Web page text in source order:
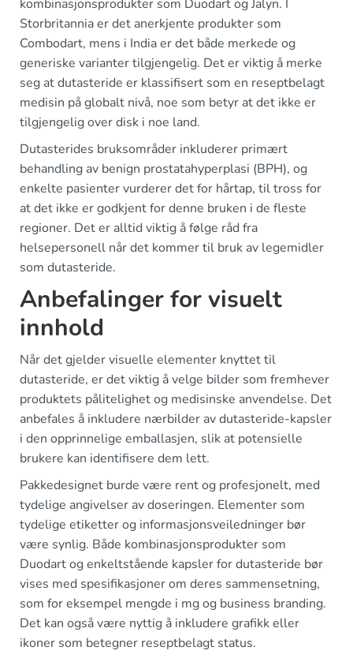
kombinasjonsprodukter som Duodart og Jalyn. I
Storbritannia er det anerkjente produkter som
Combodart, mens i India er det både merkede og
generiske varianter tilgjengelig. Det er viktig å merke
seg at dutasteride er klassifisert som en reseptbelagt
medisin på globalt nivå, noe som betyr at det ikke er
tilgjengelig over disk i noe land.
Dutasterides bruksområder inkluderer primært
behandling av benign prostatahyperplasi (BPH), og
enkelte pasienter vurderer det for hårtap, til tross for
at det ikke er godkjent for denne bruken i de fleste
regioner. Det er alltid viktig å følge råd fra
helsepersonell når det kommer til bruk av legemidler
som dutasteride.
Anbefalinger for visuelt
innhold
Når det gjelder visuelle elementer knyttet til
dutasteride, er det viktig å velge bilder som fremhever
produktets pålitelighet og medisinske anvendelse. Det
anbefales å inkludere nærbilder av dutasteride-kapsler
i den opprinnelige emballasjen, slik at potensielle
brukere kan identifisere dem lett.
Pakkedesignet burde være rent og profesjonelt, med
tydelige angivelser av doseringen. Elementer som
tydelige etiketter og informasjonsveiledninger bør
være synlig. Både kombinasjonsprodukter som
Duodart og enkeltstående kapsler for dutasteride bør
vises med spesifikasjoner om deres sammensetning,
som for eksempel mengde i mg og business branding.
Det kan også være nyttig å inkludere grafikk eller
ikoner som betegner reseptbelagt status.